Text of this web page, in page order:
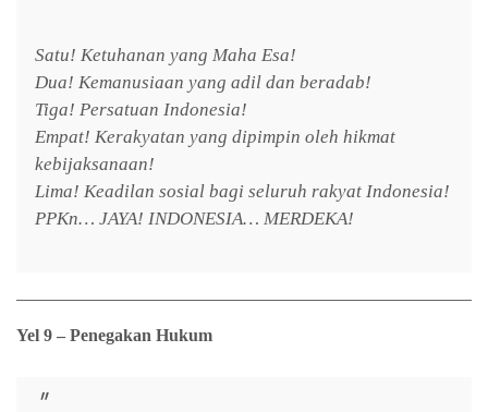
Satu! Ketuhanan yang Maha Esa!
Dua! Kemanusiaan yang adil dan beradab!
Tiga! Persatuan Indonesia!
Empat! Kerakyatan yang dipimpin oleh hikmat
kebijaksanaan!
Lima! Keadilan sosial bagi seluruh rakyat Indonesia!
PPKn… JAYA! INDONESIA… MERDEKA!
Yel 9 – Penegakan Hukum